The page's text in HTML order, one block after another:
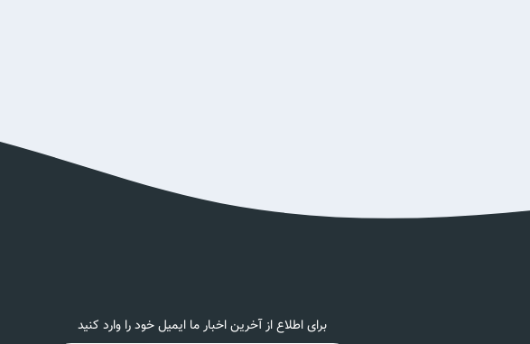
برای اطلاع از آخرین اخبار ما ایمیل خود را وارد کنید